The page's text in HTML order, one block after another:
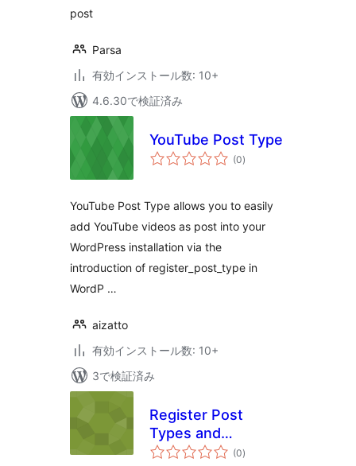
post
Parsa
有効インストール数: 10+
4.6.30で検証済み
YouTube Post Type
(0個
の)
YouTube Post Type allows you to easily
add YouTube videos as post into your
WordPress installation via the
introduction of register_post_type in
WordP …
aizatto
有効インストール数: 10+
3で検証済み
Register Post
Types and
Taxonomies (0個
の)